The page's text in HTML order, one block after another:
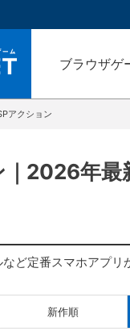
ブラウザゲ
アクション
2026年最
ど定番スマホアプリ
新作順